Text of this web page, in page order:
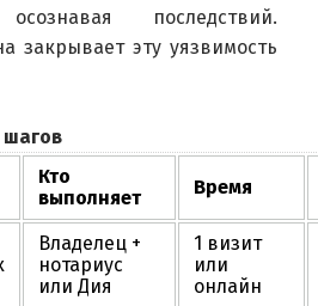
последствий.
закрывает эту уязвимость
Кто
выполняет
Время
Владелец +
нотариус
или Дия
1 визит
или
онлайн